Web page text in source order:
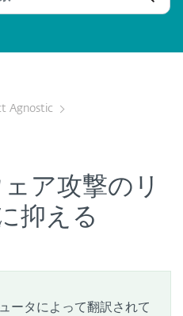
Agnostic
ェア攻撃のリ
抑える
ータによって翻訳されて